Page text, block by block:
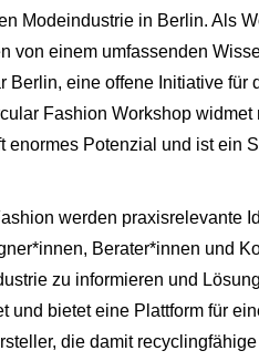
Modeindustrie in Berlin. Als
von einem umfassenden
eine offene Initiative
Fashion Workshop
Potenzial und ist ein
werden praxisrelevante
Berater*innen und
zu informieren und
bietet eine Plattform für
die damit